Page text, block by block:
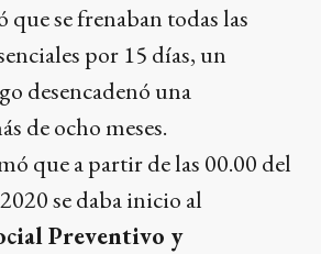
se frenaban todas las
por 15 días, un
desencadenó una
de ocho meses.
que a partir de las 00.00 del
se daba inicio al
Preventivo y